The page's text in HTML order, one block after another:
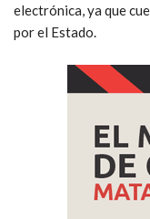
electrónica, ya que
por el Estado.